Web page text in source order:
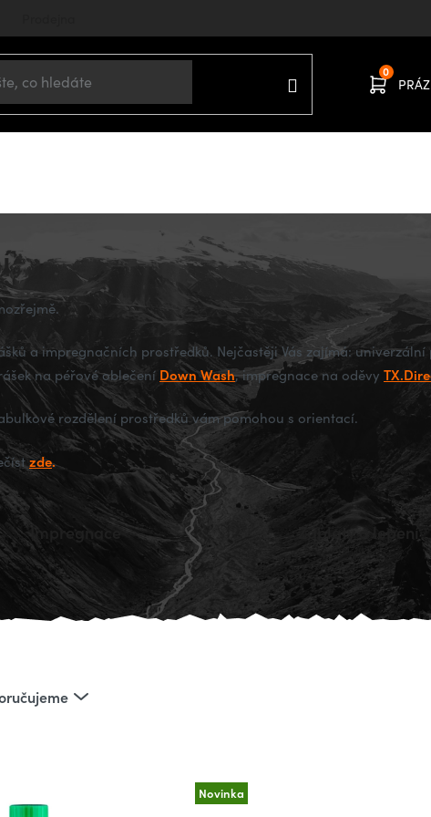
a impregnačních prostředků. Nejčastěji Vás zajímá:
na péřové oblečení Down Wash, impregnace na oděvy
rozdělení prostředků vám pomohou s orientací.
zde.
Impregnace Záplaty a lepení
Novinka